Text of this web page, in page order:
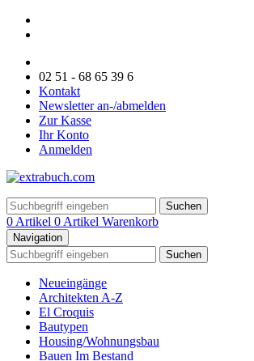
02 51 - 68 65 39 6
Kontakt
Newsletter an-/abmelden
Zur Kasse
Ihr Konto
Anmelden
Suchen
0 Artikel 0 Artikel Warenkorb
Navigation
Suchen
Neueingänge
Architekten A-Z
El Croquis
Bautypen
Housing/Wohnungsbau
Bauen Im Bestand